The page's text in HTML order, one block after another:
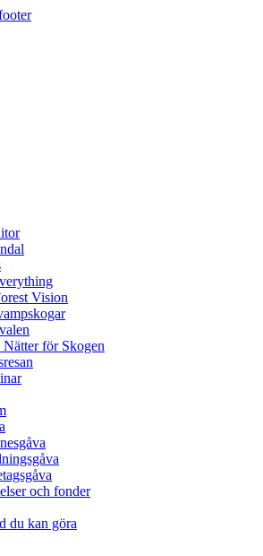
Vision
för Skogen
och fonder
du kan göra